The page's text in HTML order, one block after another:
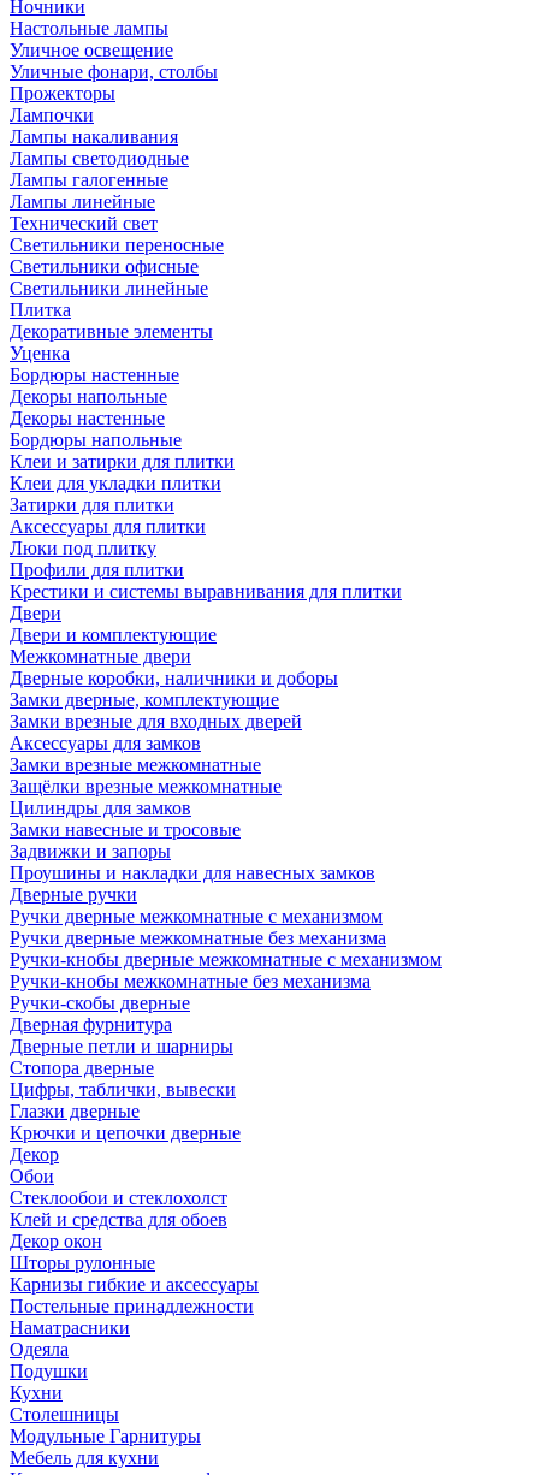
Ночники
Настольные лампы
Уличное освещение
Уличные фонари, столбы
Прожекторы
Лампочки
Лампы накаливания
Лампы светодиодные
Лампы галогенные
Лампы линейные
Технический свет
Светильники переносные
Светильники офисные
Светильники линейные
Плитка
Декоративные элементы
Уценка
Бордюры настенные
Декоры напольные
Декоры настенные
Бордюры напольные
Клеи и затирки для плитки
Клеи для укладки плитки
Затирки для плитки
Аксессуары для плитки
Люки под плитку
Профили для плитки
Крестики и системы выравнивания для плитки
Двери
Двери и комплектующие
Межкомнатные двери
Дверные коробки, наличники и доборы
Замки дверные, комплектующие
Замки врезные для входных дверей
Аксессуары для замков
Замки врезные межкомнатные
Защёлки врезные межкомнатные
Цилиндры для замков
Замки навесные и тросовые
Задвижки и запоры
Проушины и накладки для навесных замков
Дверные ручки
Ручки дверные межкомнатные с механизмом
Ручки дверные межкомнатные без механизма
Ручки-кнобы дверные межкомнатные с механизмом
Ручки-кнобы межкомнатные без механизма
Ручки-скобы дверные
Дверная фурнитура
Дверные петли и шарниры
Стопора дверные
Цифры, таблички, вывески
Глазки дверные
Крючки и цепочки дверные
Декор
Обои
Стеклообои и стеклохолст
Клей и средства для обоев
Декор окон
Шторы рулонные
Карнизы гибкие и аксессуары
Постельные принадлежности
Наматрасники
Одеяла
Подушки
Кухни
Столешницы
Модульные Гарнитуры
Мебель для кухни